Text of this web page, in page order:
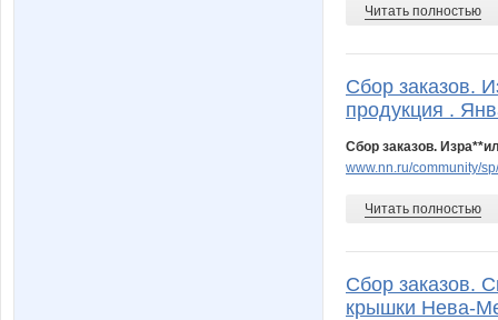
Читать полностью
Сбор заказов.
продукция .
Сбор заказов.
www.nn.ru/community/
Читать полностью
Сбор заказов.
крышки Нева-